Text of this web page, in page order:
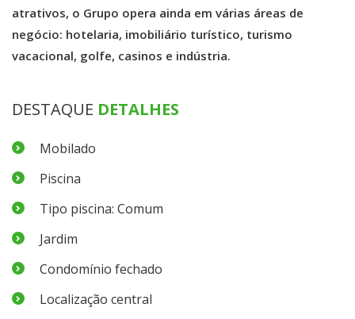
atrativos, o Grupo opera ainda em várias áreas de
negócio: hotelaria, imobiliário turístico, turismo
vacacional, golfe, casinos e indústria.
DESTAQUE DETALHES
Mobilado
Piscina
Tipo piscina: Comum
Jardim
Condomínio fechado
Localização central